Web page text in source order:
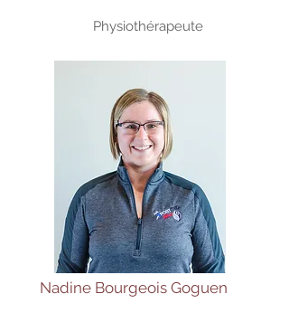
Physiothérapeute
Nadine Bourgeois Goguen